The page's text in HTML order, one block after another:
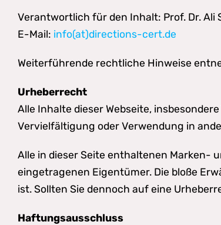
Verantwortlich für den Inhalt: Prof. Dr. Ali
E-Mail: info(at)directions-cert.de
Weiterführende rechtliche Hinweise
Urheberrecht
Alle Inhalte dieser Webseite,
Vervielfältigung oder Verwendung in
Alle in dieser Seite enthaltenen Marken-
eingetragenen Eigentümer. Die bloße
ist. Sollten Sie dennoch auf eine
Haftungsausschluss